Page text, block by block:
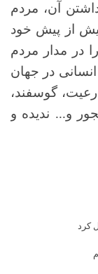
آن، مردم
بیش از پیش خود
در مدار مردم
انسانی در جهان
رعیت، گوسفند،
و... ندیده و
کرد